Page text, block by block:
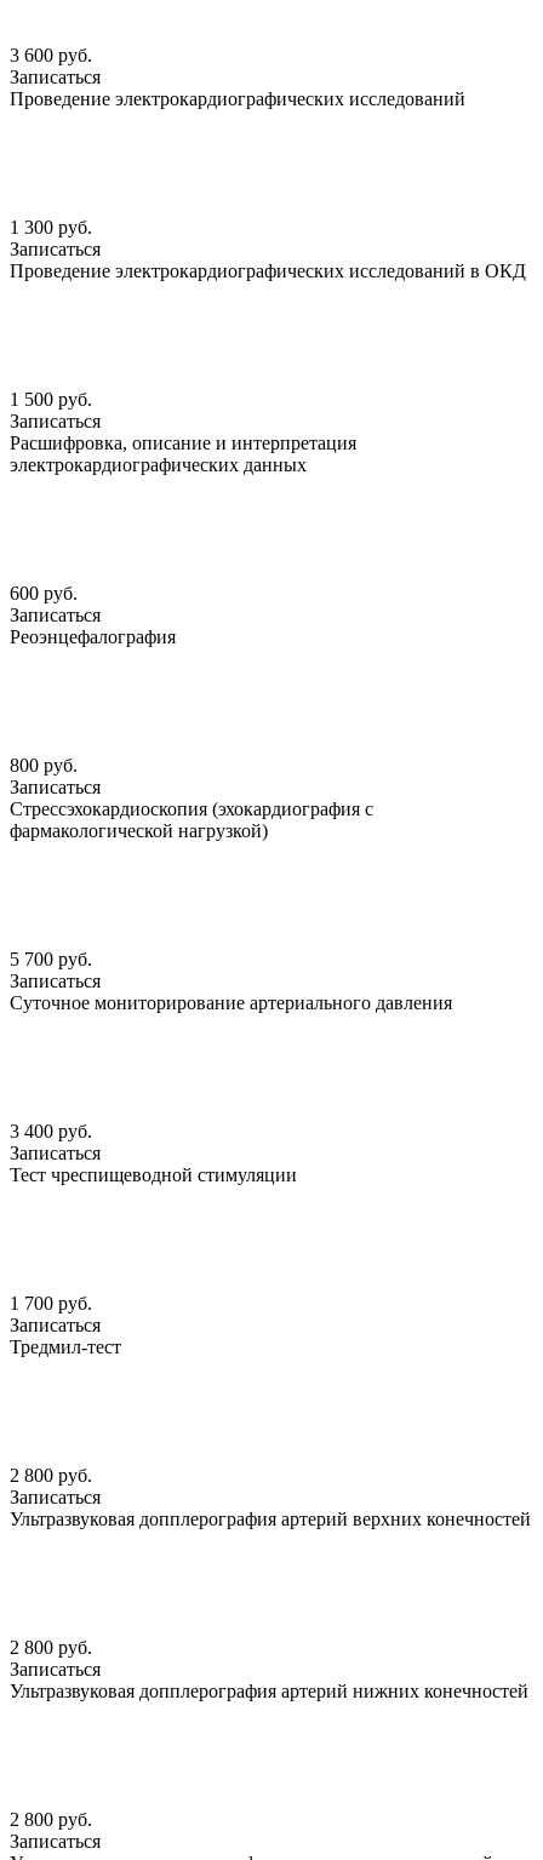
3 600 руб.
Записаться
Проведение электрокардиографических исследований
1 300 руб.
Записаться
Проведение электрокардиографических исследований в ОКД
1 500 руб.
Записаться
Расшифровка, описание и интерпретация
электрокардиографических данных
600 руб.
Записаться
Реоэнцефалография
800 руб.
Записаться
Стрессэхокардиоскопия (эхокардиография с
фармакологической нагрузкой)
5 700 руб.
Записаться
Суточное мониторирование артериального давления
3 400 руб.
Записаться
Тест чреспищеводной стимуляции
1 700 руб.
Записаться
Тредмил-тест
2 800 руб.
Записаться
Ультразвуковая допплерография артерий верхних конечностей
2 800 руб.
Записаться
Ультразвуковая допплерография артерий нижних конечностей
2 800 руб.
Записаться